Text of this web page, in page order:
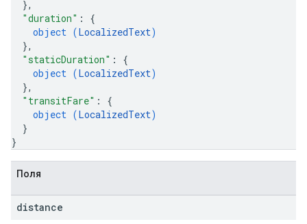
},
"duration" : {
object (LocalizedText)
},
"staticDuration" : {
object (LocalizedText)
},
"transitFare" : {
object (LocalizedText)
}
}
Поля
distance